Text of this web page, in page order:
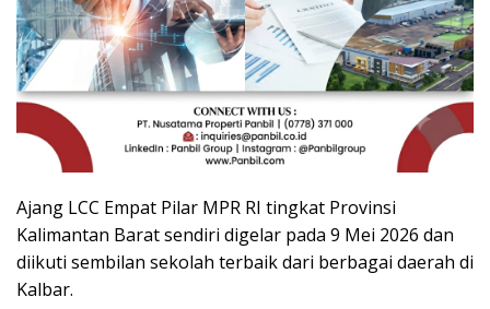
Ajang LCC Empat Pilar MPR RI tingkat Provinsi
Kalimantan Barat sendiri digelar pada 9 Mei 2026 dan
diikuti sembilan sekolah terbaik dari berbagai daerah di
Kalbar.